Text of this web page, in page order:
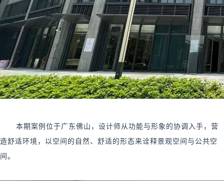
本期案例位于广东佛山，设计师从功能与形象的协调入手，营
造舒适环境，以空间的自然、舒适的形态来诠释景观空间与公共空
间。